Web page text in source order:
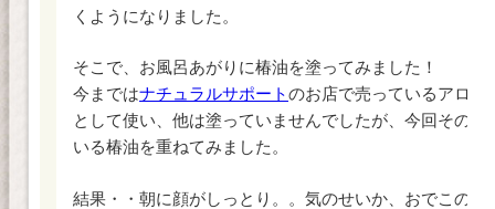
くようになりました。
そこで、お風呂あがりに椿油を塗ってみました！
今まではナチュラルサポートのお店で売っているアロエ
として使い、他は塗っていませんでしたが、今回その上
いる椿油を重ねてみました。
結果・・朝に顔がしっとり。。気のせいか、おでこのシ